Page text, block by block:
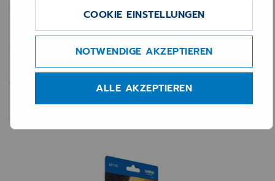
Software
Services
Hardware
COOKIE EINSTELLUNGEN
NOTWENDIGE AKZEPTIEREN
ALLE AKZEPTIEREN